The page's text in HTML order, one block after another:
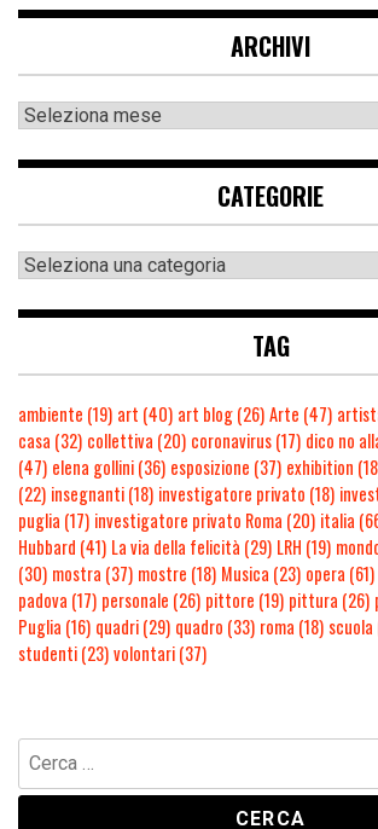
ARCHIVI
CATEGORIE
TAG
ambiente (19) art (40) art blog(26)Arte (47)
casa (32) collettiva (20) coronavirus(17) dico no
(47) elena gollini(36) esposizione (37) exhibition
(22) insegnanti(18) investigatore privato (18)
puglia (17) investigatore privato Roma (20) italia
Hubbard (41) La via della felicità (29) LRH (19)
(30) mostra (37) mostre (18) Musica (23) opera (61)
padova (17) personale (26) pittore (19) pittura (26)
Puglia (16) quadri(29) quadro (33) roma (18) scuola
studenti(23)volontari(37)